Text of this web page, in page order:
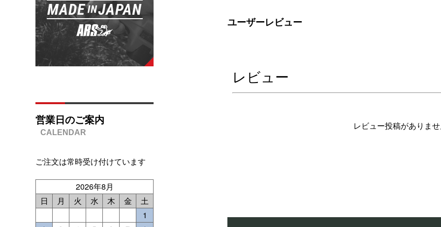
営業日のご案内
ご注文は常時受け付けています
2026年8月
日
月 火 水 木 金
土
1
ユーザーレビュー
レビュー
レビュー投稿がありま